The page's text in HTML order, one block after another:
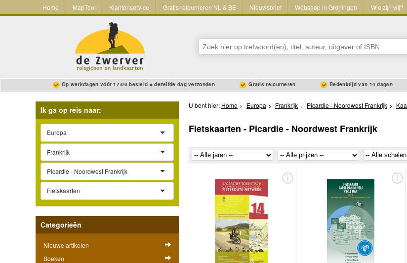
Home MapTool Klantenservice Gratis retourneren NL & BE Nieuwsbrief Webshop in Groningen Wie zijn wij?
Op werkdagen vóór 17:00 besteld = dezelfde dag verzonden Gratis retourneren Bedenktijd van 14 dagen
Ik ga op reis naar:
Europa
Frankrijk
Picardie - Noordwest Frankrijk
Fietskaarten
Categorieën
Nieuwe artikelen
Boeken
U bent hier: Home Europa Frankrijk Picardie - Noordwest Frankrijk
Fietskaarten - Picardie - Noordwest Frankrijk